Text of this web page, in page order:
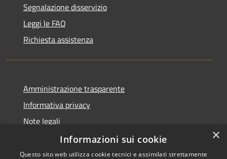
Segnalazione disservizio
Leggi le FAQ
Richiesta assistenza
Amministrazione trasparente
Informativa privacy
Note legali
Dichiarazione di accessibilità
×
Informazioni sui cookie
Questo sito web utilizza cookie tecnici e assimilati strettamente